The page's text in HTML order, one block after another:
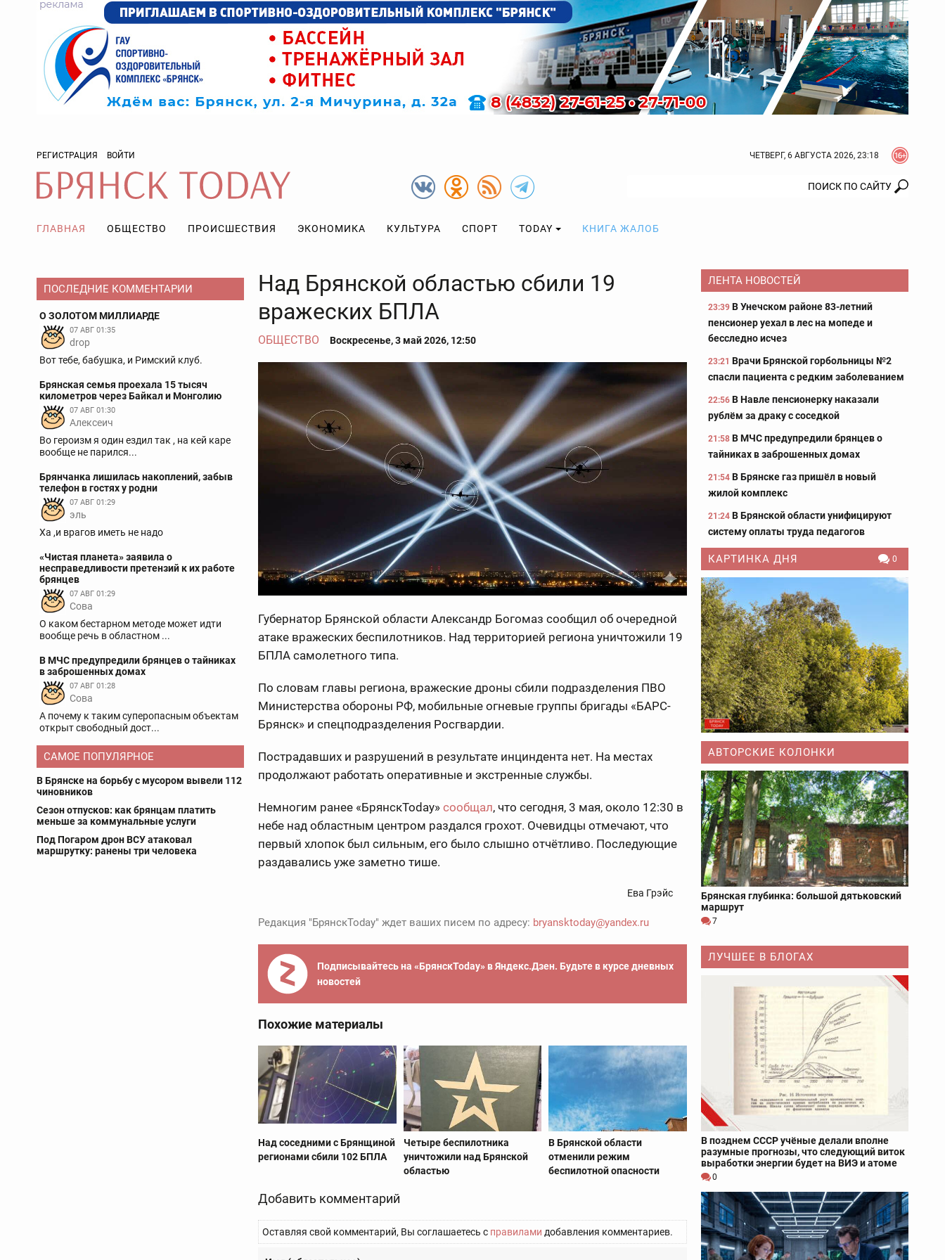
РЕГИСТРАЦИЯ ВОЙТИ ЧЕТВЕРГ, 6 АВГУСТА 2026, 23:18
ГЛАВНАЯ ОБЩЕСТВО ПРОИСШЕСТВИЯ ЭКОНОМИКА КУЛЬТУРА СПОРТ TODAY КНИГА ЖАЛОБ
ПОСЛЕДНИЕ КОММЕНТАРИИ
О ЗОЛОТОМ МИЛЛИАРДЕ
07 АВГ 01:35
drop
Вот тебе, бабушка, и Римский клуб.
Брянская семья проехала 15 тысяч
километров через Байкал и Монголию
07 АВГ 01:30
Алексеич
Во героизм я один ездил так , на кей каре
вообще не парился...
Брянчанка лишилась накоплений, забыв
телефон в гостях у родни
07 АВГ 01:29
эль
Ха ,и врагов иметь не надо
«Чистая планета» заявила о
несправедливости претензий к их работе
брянцев
07 АВГ 01:29
Сова
О каком бестарном методе может идти
вообще речь в областном ...
В МЧС предупредили брянцев о тайниках
в заброшенных домах
07 АВГ 01:28
Сова
А почему к таким суперопасным объектам
открыт свободный дост...
САМОЕ ПОПУЛЯРНОЕ
В Брянске на борьбу с мусором вывели 112
чиновников
Сезон отпусков: как брянцам платить
меньше за коммунальные услуги
Под Погаром дрон ВСУ атаковал
маршрутку: ранены три человека
Над Брянской областью сбили 19
вражеских БПЛА
ОБЩЕСТВО Воскресенье, 3 май 2026, 12:50
Губернатор Брянской области Александр Богомаз сообщил об очередной
атаке вражеских беспилотников. Над территорией региона уничтожили 19
БПЛА самолетного типа.
По словам главы региона, вражеские дроны сбили подразделения ПВО
Министерства обороны РФ, мобильные огневые группы бригады «БАРС-
Брянск» и спецподразделения Росгвардии.
Пострадавших и разрушений в результате инциндента нет. На местах
продолжают работать оперативные и экстренные службы.
Немногим ранее «БрянскToday» сообщал, что сегодня, 3 мая, около 12:30 в
небе над областным центром раздался грохот. Очевидцы отмечают, что
первый хлопок был сильным, его было слышно отчётливо. Последующие
раздавались уже заметно тише.
Ева Грэйс
Редакция "БрянскToday" ждет ваших писем по адресу: bryansktoday@yandex.ru
Подписывайтесь на «БрянскToday» в Яндекс.Дзен. Будьте в курсе дневных
новостей
Похожие материалы
Над соседними с Брянщиной
регионами сбили 102 БПЛА
Четыре беспилотника
уничтожили над Брянской
областью
В Брянской области
отменили режим
беспилотной опасности
Добавить комментарий
Оставляя свой комментарий, Вы соглашаетесь с правилами добавления комментариев.
ЛЕНТА НОВОСТЕЙ
23:39 В Унечском районе 83-летний
пенсионер уехал в лес на мопеде и
бесследно исчез
23:21 Врачи Брянской горбольницы №2
спасли пациента с редким заболеванием
22:56 В Навле пенсионерку наказали
рублём за драку с соседкой
21:58 В МЧС предупредили брянцев о
тайниках в заброшенных домах
21:54 В Брянске газ пришёл в новый
жилой комплекс
21:24 В Брянской области унифицируют
систему оплаты труда педагогов
КАРТИНКА ДНЯ 0
АВТОРСКИЕ КОЛОНКИ
Брянская глубинка: большой дятьковский
маршрут
7
ЛУЧШЕЕ В БЛОГАХ
В позднем СССР учёные делали вполне
разумные прогнозы, что следующий виток
выработки энергии будет на ВИЭ и атоме
0